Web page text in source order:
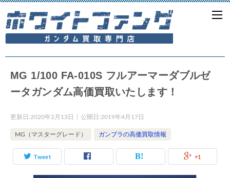
MG 1/100 FA-010S フルアーマーダブルゼ
ータガンダム高価買取いたします！
更新日:2020年2月13日 公開日:2019年4月17日
MG（マスターグレード） ガンプラの高価買取情報
Tweet +1